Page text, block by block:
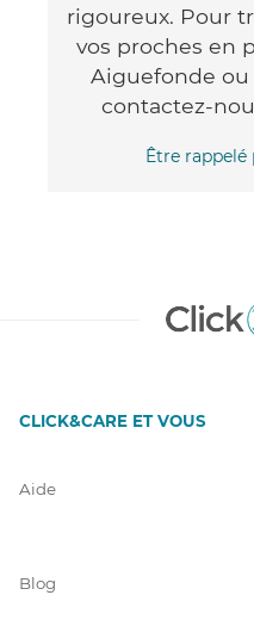
rigoureux. Pour
vos proches en
Aiguefonde ou
contactez-
Être rappelé
CLICK&CARE ET VOUS
Aide
Blog